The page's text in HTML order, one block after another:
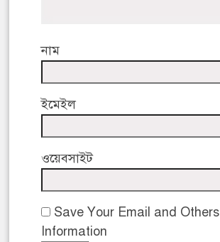
নাম
ইমেইল
ওয়েবসাইট
Save Your Email and Others
Information